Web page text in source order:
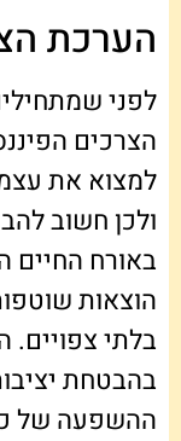
הערכת
לפני
הצרכים
למצוא את
ולכן חשוב
באורח החיים
הוצאות
בלתי צפויים.
בהבטחת
ההשפעה של